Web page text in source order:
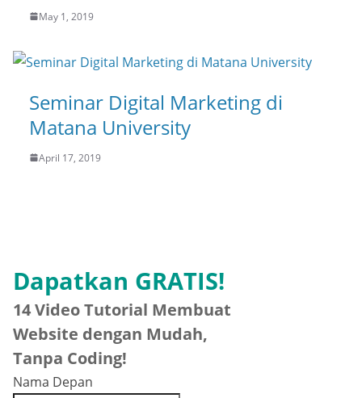
May 1, 2019
Seminar Digital Marketing di
Matana University
April 17, 2019
Dapatkan GRATIS!
14 Video Tutorial Membuat
Website dengan Mudah,
Tanpa Coding!
Nama Depan